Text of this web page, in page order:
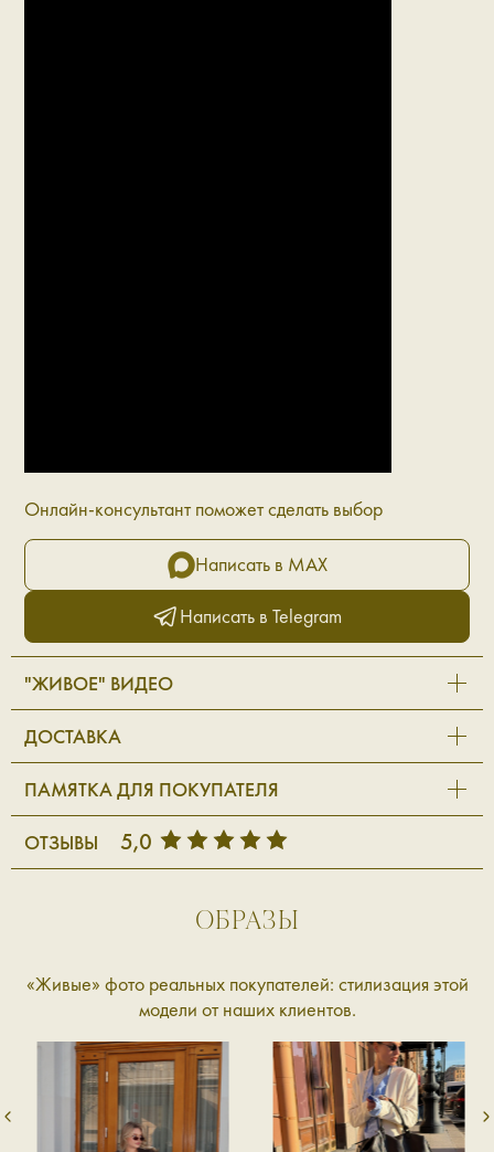
Онлайн-консультант поможет сделать выбор
Написать в MAX
Написать в Telegram
"ЖИВОЕ" ВИДЕО
ДОСТАВКА
ПАМЯТКА ДЛЯ ПОКУПАТЕЛЯ
ОТЗЫВЫ 5,0
ОБРАЗЫ
«Живые» фото реальных покупателей: стилизация этой
модели от наших клиентов.